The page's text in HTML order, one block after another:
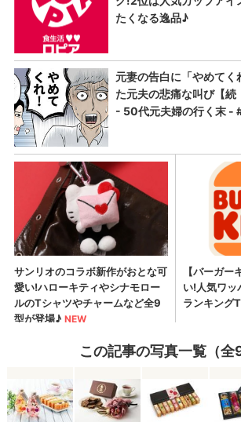
この記事の写真一覧（全9